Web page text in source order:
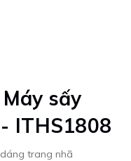
sấy
ITHS1808
trang nhã